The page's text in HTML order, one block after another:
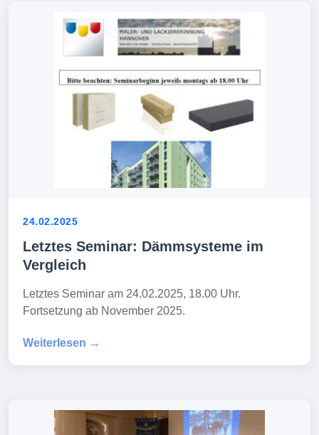
24.02.2025
Letztes Seminar: Dämmsysteme im
Vergleich
Letztes Seminar am 24.02.2025, 18.00 Uhr.
Fortsetzung ab November 2025.
Weiterlesen →